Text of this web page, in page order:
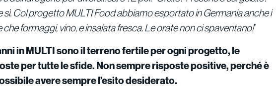
sì. Col progetto MULTI Food abbiamo esportato in Germania anche i
che formaggi, vino, e insalata fresca. Le orate non ci spaventano!”
in MULTI sono il terreno fertile per ogni progetto, le
per tutte le sfide. Non sempre risposte positive, perché è
avere sempre l’esito desiderato.